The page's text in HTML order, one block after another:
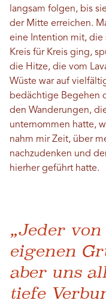
langsam folgen, bis
der Mitte erreichen.
eine Intention mit, die
Kreis für Kreis ging,
die Hitze, die vom
Wüste war auf
bedächtige Begehen
den Wanderungen,
unternommen hatte,
nahm mir Zeit, über
nachzudenken und
hierher geführt hatte.
„Jeder
eigenen
aber uns
tiefe